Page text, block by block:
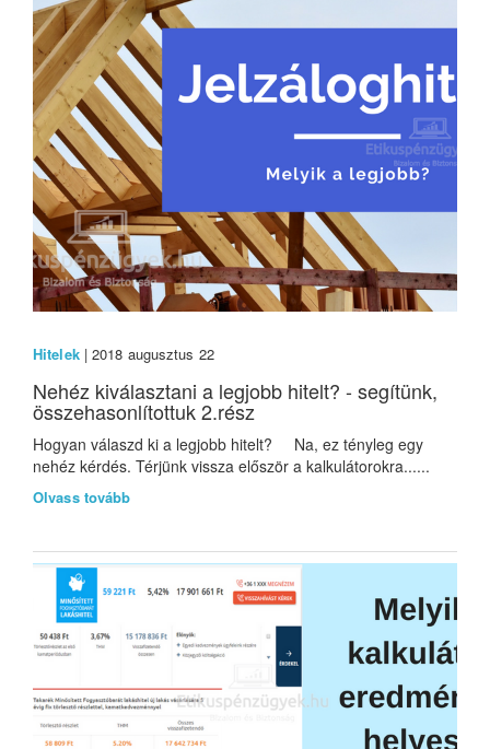
Hitelek| 2018 augusztus 22
Nehéz kiválasztani a legjobb hitelt? - segítünk,
összehasonlítottuk 2.rész
Hogyan válaszd ki a legjobb hitelt? Na, ez tényleg egy
nehéz kérdés. Térjünk vissza először a kalkulátorokra......
Olvass tovább